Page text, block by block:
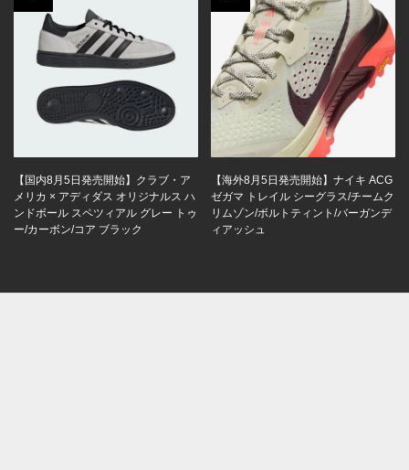
【国内8月5日発売開始】クラブ・ア
メリカ × アディダス オリジナルス ハ
ンドボール スペツィアル グレー トゥ
ー/カーボン/コア ブラック
【海外8月5日発売開始】ナイキ ACG
ゼガマ トレイル シーグラス/チームク
リムゾン/ボルトティント/バーガンデ
ィアッシュ